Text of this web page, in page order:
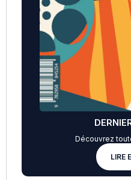
Découvrez
LIRE